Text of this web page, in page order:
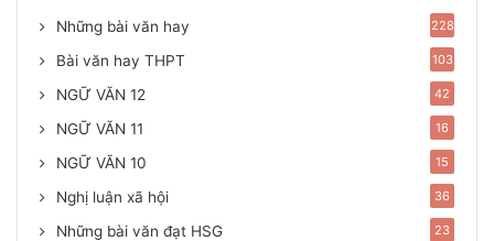
Những bài văn hay 228
Bài văn hay THPT 103
NGỮ VĂN 12 42
NGỮ VĂN 11 16
NGỮ VĂN 10 15
Nghị luận xã hội 36
Những bài văn đạt HSG 23